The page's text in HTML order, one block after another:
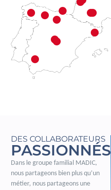
DES COLLABORATEURS
PASSIONNÉS
Dans le groupe familial MADIC,
nous partageons bien plus qu’un
métier, nous partageons une